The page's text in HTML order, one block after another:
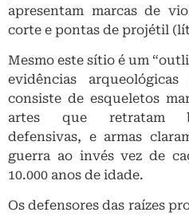
apresentam marcas de
corte e pontas de projétil
Mesmo este sítio é um
evidências
consiste de esqueletos
artes que retratam
defensivas, e armas
guerra ao invés vez de
10.000 anos de idade.
Os defensores das raízes